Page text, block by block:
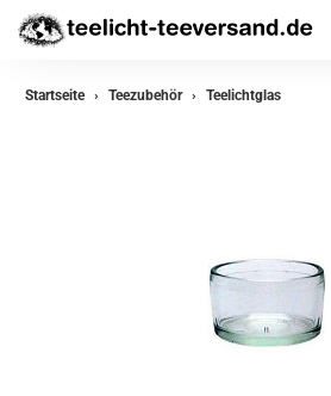
Startseite Teezubehör Teelichtglas